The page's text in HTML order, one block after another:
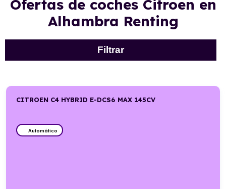
Ofertas de coches Citroen en
Alhambra Renting
Filtrar
CITROEN C4 HYBRID E-DCS6 MAX 145CV
Automático